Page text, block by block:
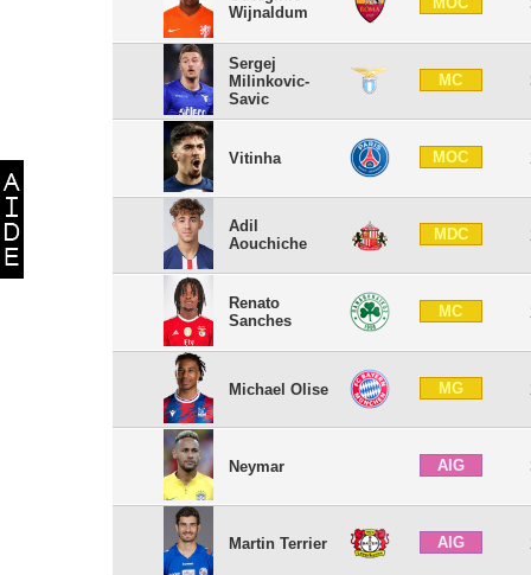
Wijnaldum
Sergej
Milinkovic-
Savic
MC
Vitinha MOC
Adil
Aouchiche
MDC
Renato
Sanches
MC
Michael Olise MG
Neymar AIG
Martin Terrier AIG